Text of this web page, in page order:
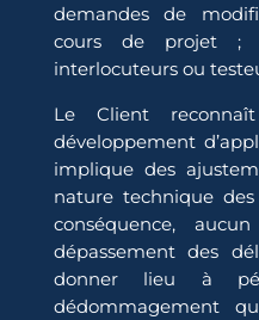
demandes de
cours de projet ;
interlocuteurs ou
Le Client
développement
implique des
nature technique
conséquence,
dépassement des
donner lieu à
dédommagement